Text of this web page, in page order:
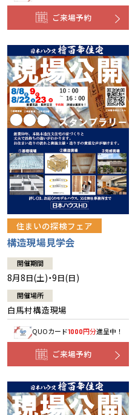
ご来場予約
住まいの探検フェア
構造現場見学会
開催期間
8月8日(土)・9日(日)
開催場所
白馬村構造現場
QUOカード1000円分進呈中！
ご来場予約